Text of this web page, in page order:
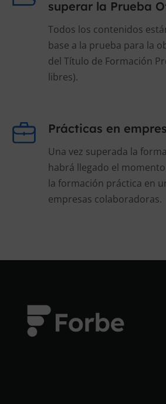
superar la Prueba
Todos los contenidos
base a la prueba para la
del Título de Formación
libres).
Prácticas en
Una vez superada la
habrá llegado el
la formación práctica en
empresas colaboradoras.